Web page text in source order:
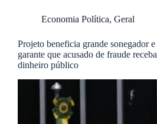
Economia Política, Geral
Projeto beneficia grande sonegador e
garante que acusado de fraude receba
dinheiro público